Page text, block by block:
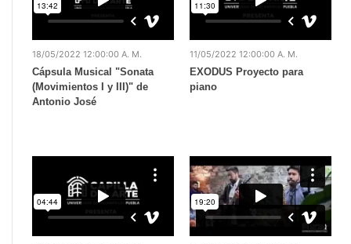
18/05/2022 12:00:00 A. M.
Cápsula Musical "Sonata
(Movimientos I y III)" de
Antonio José
11/05/2022 12:00:00 A. M.
EXODUS Proyecto para
piano